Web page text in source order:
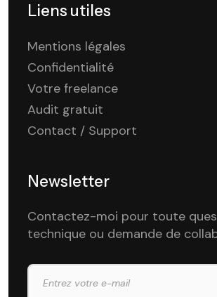
Liens utiles
Mentions légales
Confidentialité
Votre freelance
Audit gratuit
Contact / Support
Newsletter
Contactez-moi pour toute
technique ou demande de